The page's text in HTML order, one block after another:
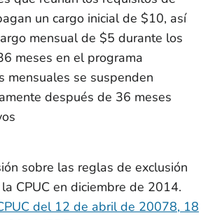
un cargo inicial de $10, así
mensual de $5 durante los
meses en el programa
mensuales se suspenden
después de 36 meses
sobre las reglas de exclusión
CPUC en diciembre de 2014.
del 12 de abril de 20078, 18